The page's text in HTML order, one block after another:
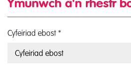
Ymunwch â'n rhestr
Cyfeiriad ebost *